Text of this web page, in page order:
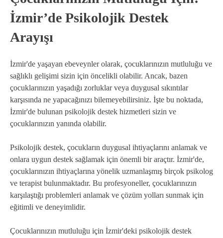
İzmir’de Psikolojik Destek
Arayışı
İzmir'de yaşayan ebeveynler olarak, çocuklarınızın mutluluğu ve
sağlıklı gelişimi sizin için öncelikli olabilir. Ancak, bazen
çocuklarınızın yaşadığı zorluklar veya duygusal sıkıntılar
karşısında ne yapacağınızı bilemeyebilirsiniz. İşte bu noktada,
İzmir'de bulunan psikolojik destek hizmetleri sizin ve
çocuklarınızın yanında olabilir.
Psikolojik destek, çocukların duygusal ihtiyaçlarını anlamak ve
onlara uygun destek sağlamak için önemli bir araçtır. İzmir'de,
çocuklarınızın ihtiyaçlarına yönelik uzmanlaşmış birçok psikolog
ve terapist bulunmaktadır. Bu profesyoneller, çocuklarınızın
karşılaştığı problemleri anlamak ve çözüm yolları sunmak için
eğitimli ve deneyimlidir.
Çocuklarınızın mutluluğu için İzmir'deki psikolojik destek